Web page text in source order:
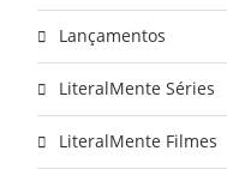
Lançamentos
LiteralMente Séries
LiteralMente Filmes